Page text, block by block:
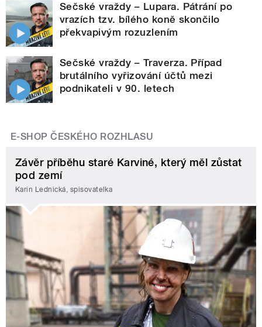
Sečské vraždy – Lupara. Pátrání po
vrazích tzv. bílého koně skončilo
překvapivým rozuzlením
Sečské vraždy – Traverza. Případ
brutálního vyřizování účtů mezi
podnikateli v 90. letech
E-SHOP ČESKÉHO ROZHLASU
Závěr příběhu staré Karviné, který měl zůstat
pod zemí
Karin Lednická, spisovatelka